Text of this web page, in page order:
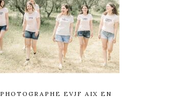
PHOTOGRAPHE EVJF AIX EN